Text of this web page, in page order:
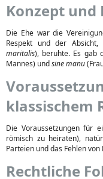
Konzept und
Die Ehe war die
Respekt und der
maritalis), beruhte. Es gab
Mannes) undsine manu
klassischem
Die Voraussetzungen für
römisch zu heiraten),
Parteien und das Fehlen
Rechtliche